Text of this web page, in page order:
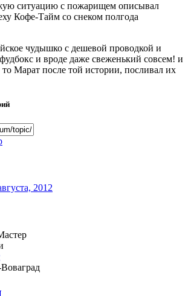
ситуацию с пожарищем описывал
Кофе-Тайм со снеком полгода
чудышко с дешевой проводкой и
и вроде даже свеженький совсем! и
Марат после той истории, посливал их
2012